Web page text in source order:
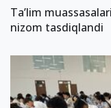
Ta’lim
nizom tasdiqlandi